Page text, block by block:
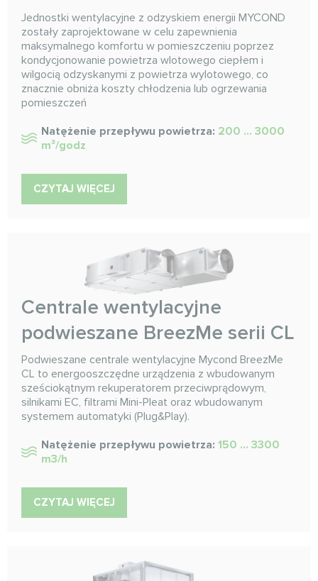
Jednostki wentylacyjne z odzyskiem energii MYCOND
zostały zaprojektowane w celu zapewnienia
maksymalnego komfortu w pomieszczeniu poprzez
kondycjonowanie powietrza wlotowego ciepłem i
wilgocią odzyskanymi z powietrza wylotowego, co
znacznie obniża koszty chłodzenia lub ogrzewania
pomieszczeń
Natężenie przepływu powietrza: 200 ... 3000
m³/godz
CZYTAJ WIĘCEJ
Centrale wentylacyjne
podwieszane BreezMe serii CL
Podwieszane centrale wentylacyjne Mycond BreezMe
CL to energooszczędne urządzenia z wbudowanym
sześciokątnym rekuperatorem przeciwprądowym,
silnikami EC, filtrami Mini-Pleat oraz wbudowanym
systemem automatyki (Plug&Play).
Natężenie przepływu powietrza: 150 ... 3300
m3/h
CZYTAJ WIĘCEJ